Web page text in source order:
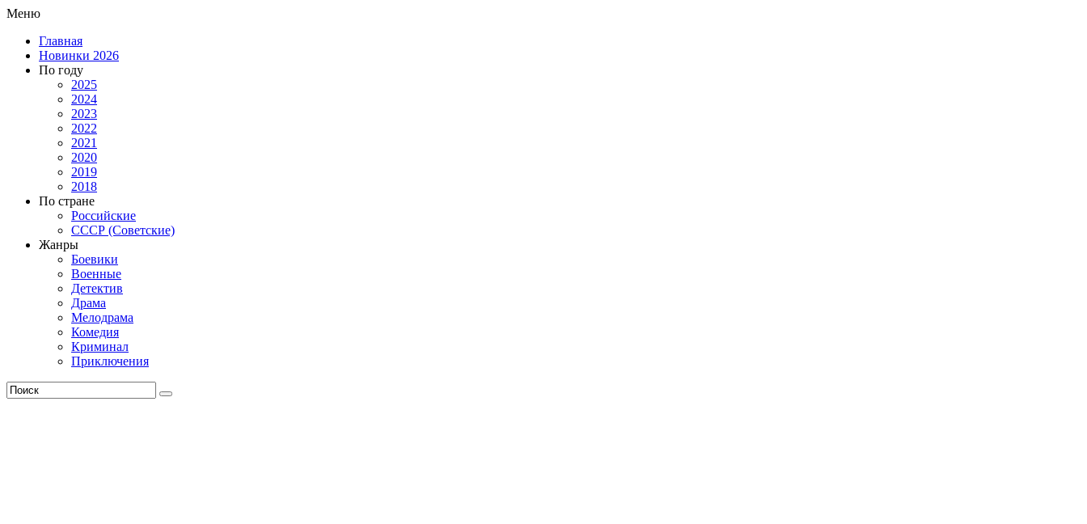
Меню
Главная
Новинки 2026
По году
2025
2024
2023
2022
2021
2020
2019
2018
По стране
Российские
СССР (Советские)
Жанры
Боевики
Военные
Детектив
Драма
Мелодрама
Комедия
Криминал
Приключения